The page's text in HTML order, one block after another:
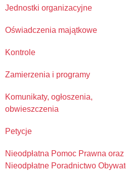
Jednostki organizacyjne
Oświadczenia majątkowe
Kontrole
Zamierzenia i programy
Komunikaty, ogłoszenia,
obwieszczenia
Petycje
Nieodpłatna Pomoc Prawna oraz
Nieodpłatne Poradnictwo